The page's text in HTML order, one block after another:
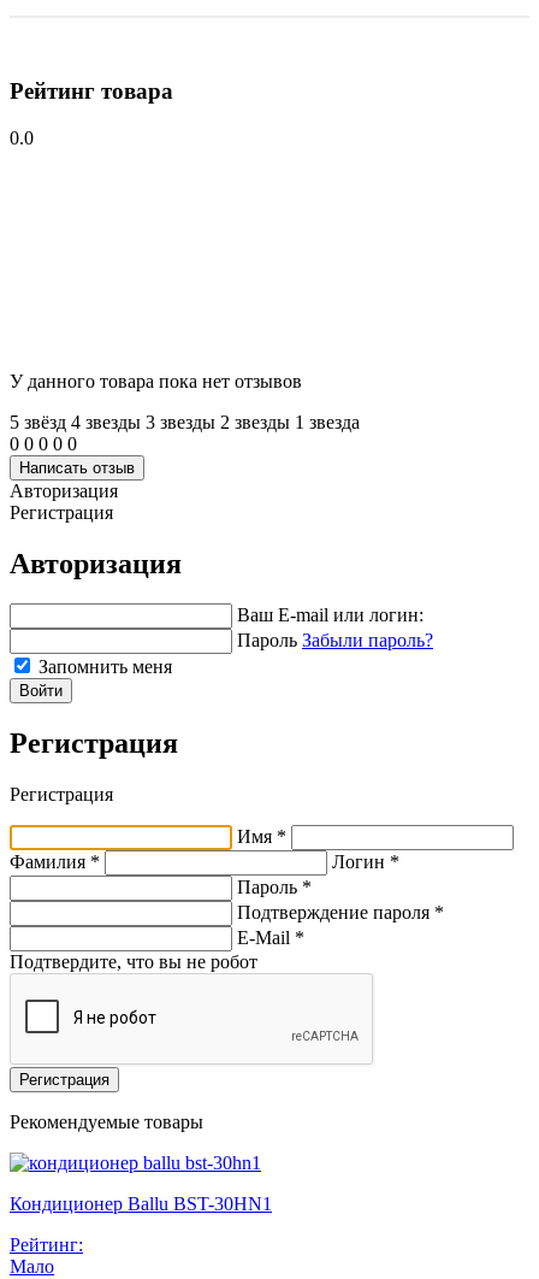
Рейтинг товара
0.0
У данного товара пока нет отзывов
5 звёзд 4 звeзды 3 звeзды 2 звeзды 1 звeзда
0 0 0 0 0
Написать отзыв
Авторизация
Регистрация
Авторизация
Ваш E-mail или логин:
Пароль Забыли пароль?
Запомнить меня
Войти
Регистрация
Регистрация
Имя *
Фамилия *
Логин *
Пароль *
Подтверждение пароля *
E-Mail *
Подтвердите, что вы не робот
Регистрация
Рекомендуемые товары
Кондиционер Ballu BST-30HN1
Рейтинг:
Мало